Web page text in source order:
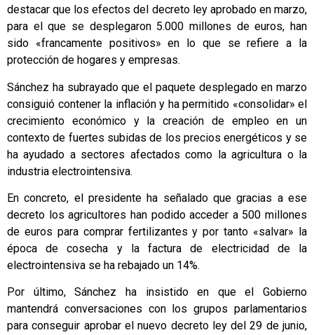
destacar que los efectos del decreto ley aprobado en marzo,
para el que se desplegaron 5.000 millones de euros, han
sido «francamente positivos» en lo que se refiere a la
protección de hogares y empresas.
Sánchez ha subrayado que el paquete desplegado en marzo
consiguió contener la inflación y ha permitido «consolidar» el
crecimiento económico y la creación de empleo en un
contexto de fuertes subidas de los precios energéticos y se
ha ayudado a sectores afectados como la agricultura o la
industria electrointensiva.
En concreto, el presidente ha señalado que gracias a ese
decreto los agricultores han podido acceder a 500 millones
de euros para comprar fertilizantes y por tanto «salvar» la
época de cosecha y la factura de electricidad de la
electrointensiva se ha rebajado un 14%.
Por último, Sánchez ha insistido en que el Gobierno
mantendrá conversaciones con los grupos parlamentarios
para conseguir aprobar el nuevo decreto ley del 29 de junio,